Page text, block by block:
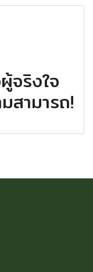
ริงใจ
สามารถ!